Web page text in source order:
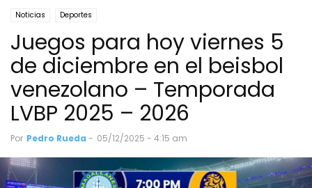
Noticias Deportes
Juegos para hoy viernes 5
de diciembre en el beisbol
venezolano – Temporada
LVBP 2025 – 2026
Por Pedro Rueda - 05/12/2025 - 4:15 am